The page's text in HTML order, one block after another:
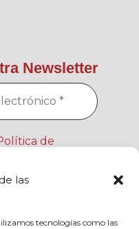
las
tecnologías como las
Newsletter
de